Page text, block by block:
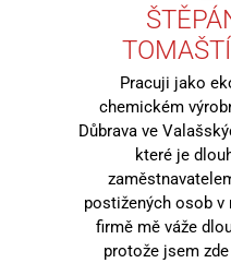
Pracuji jako
chemickém
Důbrava ve
které je
postižených osob v
firmě mě váže
protože jsem